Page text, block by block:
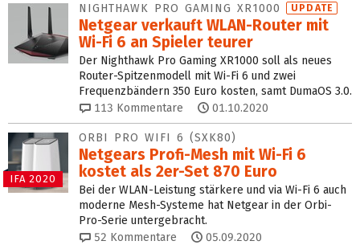
NIGHTHAWK PRO GAMING XR1000 UPDATE
Netgear verkauft WLAN-Router mit
Wi-Fi 6 an Spieler teurer
Der Nighthawk Pro Gaming XR1000 soll als neues
Router-Spitzenmodell mit Wi-Fi 6 und zwei
Frequenzbändern 350 Euro kosten, samt DumaOS 3.0.
113 Kommentare 01.10.2020
IFA 2020
ORBI PRO WIFI 6 (SXK80)
Netgears Profi-Mesh mit Wi-Fi 6
kostet als 2er-Set 870 Euro
Bei der WLAN-Leistung stärkere und via Wi-Fi 6 auch
moderne Mesh-Systeme hat Netgear in der Orbi-
Pro-Serie untergebracht.
52 Kommentare 05.09.2020